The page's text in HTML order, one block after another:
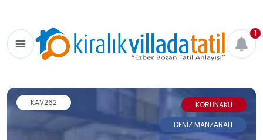
1
KAV262
KORUNAKLI
DENİZ MANZARALI